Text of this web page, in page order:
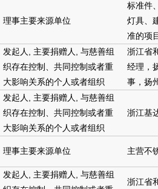
理事主要来源单位
标准件
灯具、
准的项
发起人, 主要捐赠人, 与慈善组
织存在控制、共同控制或者重
大影响关系的个人或者组织
浙江省
经理，
事，扬
发起人, 主要捐赠人, 与慈善组
织存在控制、共同控制或者重
大影响关系的个人或者组织
浙江基
理事主要来源单位 主营不
发起人, 主要捐赠人, 与慈善组
浙江省